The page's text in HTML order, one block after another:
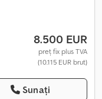
8.500 EUR
preț fix plus TVA
(10.115 EUR brut)
Sunați